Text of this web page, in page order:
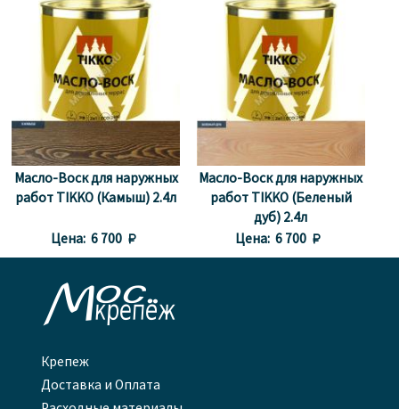
Масло-Воск для наружных
работ TIKKO (Камыш) 2.4л
Цена: 6 700 
Масло-Воск для наружных
работ TIKKO (Беленый
дуб) 2.4л
Цена: 6 700 

Крепеж
Доставка и Оплата